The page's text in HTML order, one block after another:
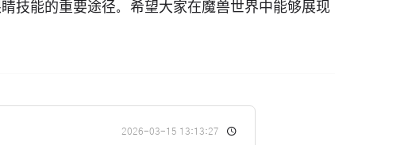
技能的重要途径。希望大家在魔兽世界中能够展现
2026-03-15 13:13:27